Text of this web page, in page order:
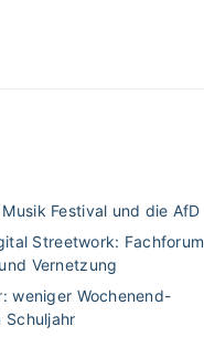
Festival und die AfD
Streetwork: Fachforum
Vernetzung
weniger Wochenend-
Schuljahr